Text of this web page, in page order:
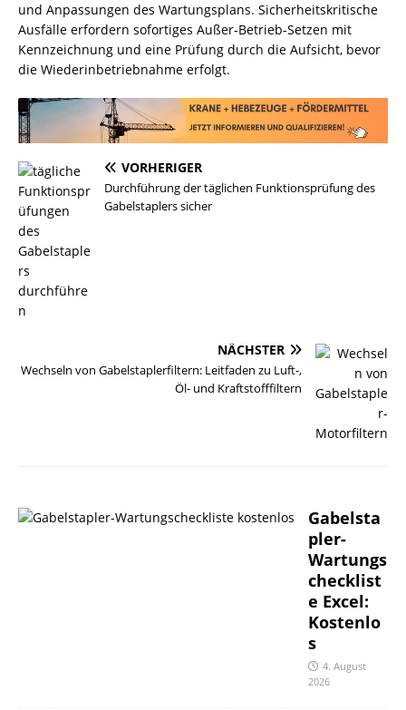
und Anpassungen des Wartungsplans. Sicherheitskritische
Ausfälle erfordern sofortiges Außer-Betrieb-Setzen mit
Kennzeichnung und eine Prüfung durch die Aufsicht, bevor
die Wiederinbetriebnahme erfolgt.
VORHERIGER
Durchführung der täglichen Funktionsprüfung des
Gabelstaplers sicher
NÄCHSTER
Wechseln von Gabelstaplerfiltern: Leitfaden zu Luft-,
Öl- und Kraftstofffiltern
Gabelsta
pler-
Wartungs
checklist
e Excel:
Kostenlo
s
4. August
2026